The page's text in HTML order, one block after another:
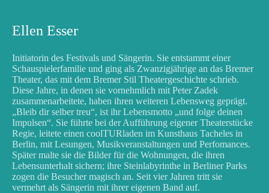
Ellen Esser
Initiatorin des Festivals und Sängerin. Sie entstammt einer
Schauspielerfamilie und ging als Zwanzigjährige an das Bremer
Theater, das mit dem Bremer Stil Theatergeschichte schrieb.
Diese Jahre, in denen sie vornehmlich mit Peter Zadek
zusammenarbeitete, haben ihren weiteren Lebensweg geprägt.
„Bleib dir selber treu“, ist ihr Lebensmotto „und folge deinen
Impulsen“. Sie führte bei der Aufführung eigener Theaterstücke
Regie, leitete einen coolTURladen im Kunsthaus Tacheles in
Berlin, mit Lesungen, Musikveranstaltungen und Perfomances.
Später malte sie die Bilder für die Wohnungen, die ihren
Lebensunterhalt sichern; ihre Steinlabyrinthe in Berliner Parks
zogen die Besucher magisch an. Seit vier Jahren tritt sie
vermehrt als Sängerin mit ihrer eigenen Band auf.